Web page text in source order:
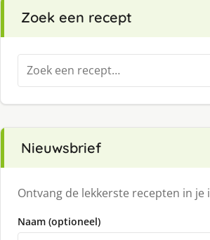
Zoek een recept
Zoeken
naar:
Nieuwsbrief
Ontvang de lekkerste recepten in je
Naam (optioneel)